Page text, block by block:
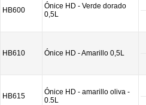
HB600
Ónice HD - Verde dorado
0,5L
HB610 Ónice HD - Amarillo 0,5L
HB615
Ónice HD - amarillo oliva -
0.5L